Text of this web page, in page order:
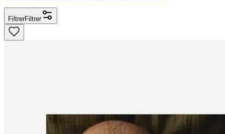
FiltrerFiltrer